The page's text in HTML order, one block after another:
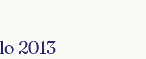
2013